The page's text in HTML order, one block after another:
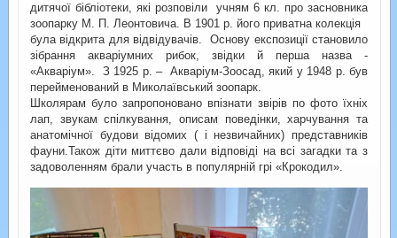
дитячої бібліотеки, які розповіли учням 6 кл. про засновника
зоопарку М. П. Леонтовича. В 1901 р. його приватна колекція
була відкрита для відвідувачів. Основу експозиції становило
зібрання акваріумних рибок, звідки й перша назва -
«Акваріум». З 1925 р. – Акваріум-Зоосад, який у 1948 р. був
перейменований в Миколаївський зоопарк.
Школярам було запропоновано впізнати звірів по фото їхніх
лап, звукам спілкування, описам поведінки, харчування та
анатомічної будови відомих ( і незвичайних) представників
фауни.Також діти миттєво дали відповіді на всі загадки та з
задоволенням брали участь в популярній грі «Крокодил».